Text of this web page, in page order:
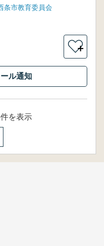
条市教育委員会
＋
ル通知
を表示